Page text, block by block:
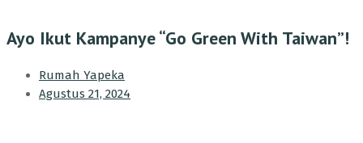
Ayo Ikut Kampanye “Go Green With Taiwan”!
Rumah Yapeka
Agustus 21, 2024